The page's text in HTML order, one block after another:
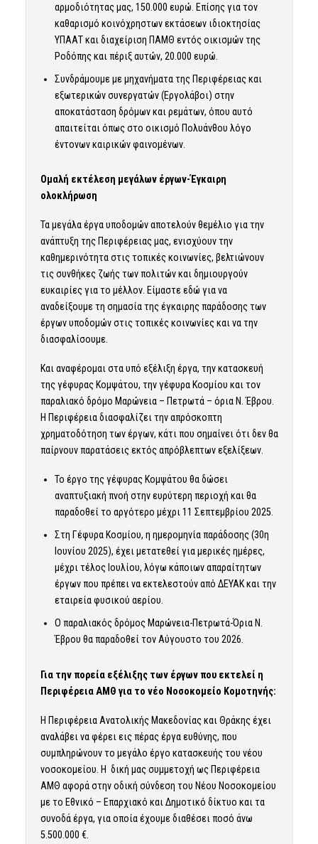
αρμοδιότητας μας, 150.000 ευρώ. Επίσης για τον
καθαρισμό κοινόχρηστων εκτάσεων ιδιοκτησίας
ΥΠΑΑΤ και διαχείριση ΠΑΜΘ εντός οικισμών της
Ροδόπης και πέριξ αυτών, 20.000 ευρώ.
Συνδράμουμε με μηχανήματα της Περιφέρειας και
εξωτερικών συνεργατών (Εργολάβοι) στην
αποκατάσταση δρόμων και ρεμάτων, όπου αυτό
απαιτείται όπως στο οικισμό Πολυάνθου λόγο
έντονων καιρικών φαινομένων.
Ομαλή εκτέλεση μεγάλων έργων-Έγκαιρη
ολοκλήρωση
Τα μεγάλα έργα υποδομών αποτελούν θεμέλιο για την
ανάπτυξη της Περιφέρειας μας, ενισχύουν την
καθημερινότητα στις τοπικές κοινωνίες, βελτιώνουν
τις συνθήκες ζωής των πολιτών και δημιουργούν
ευκαιρίες για το μέλλον. Είμαστε εδώ για να
αναδείξουμε τη σημασία της έγκαιρης παράδοσης των
έργων υποδομών στις τοπικές κοινωνίες και να την
διασφαλίσουμε.
Και αναφέρομαι στα υπό εξέλιξη έργα, την κατασκευή
της γέφυρας Κομψάτου, την γέφυρα Κοσμίου και τον
παραλιακό δρόμο Μαρώνεια – Πετρωτά – όρια Ν. Έβρου.
Η Περιφέρεια διασφαλίζει την απρόσκοπτη
χρηματοδότηση των έργων, κάτι που σημαίνει ότι δεν θα
παίρνουν παρατάσεις εκτός απρόβλεπτων εξελίξεων.
Το έργο της γέφυρας Κομψάτου θα δώσει
αναπτυξιακή πνοή στην ευρύτερη περιοχή και θα
παραδοθεί το αργότερο μέχρι 11 Σεπτεμβρίου 2025.
Στη Γέφυρα Κοσμίου, η ημερομηνία παράδοσης (30η
Ιουνίου 2025), έχει μετατεθεί για μερικές ημέρες,
μέχρι τέλος Ιουλίου, λόγω κάποιων απαραίτητων
έργων που πρέπει να εκτελεστούν από ΔΕΥΑΚ και την
εταιρεία φυσικού αερίου.
Ο παραλιακός δρόμος Μαρώνεια-Πετρωτά-Όρια Ν.
Έβρου θα παραδοθεί τον Αύγουστο του 2026.
Για την πορεία εξέλιξης των έργων που εκτελεί η
Περιφέρεια ΑΜΘ για το νέο Νοσοκομείο Κομοτηνής:
Η Περιφέρεια Ανατολικής Μακεδονίας και Θράκης έχει
αναλάβει να φέρει εις πέρας έργα ευθύνης, που
συμπληρώνουν το μεγάλο έργο κατασκευής του νέου
νοσοκομείου. Η δική μας συμμετοχή ως Περιφέρεια
ΑΜΘ αφορά στην οδική σύνδεση του Νέου Νοσοκομείου
με το Εθνικό – Επαρχιακό και Δημοτικό δίκτυο και τα
συνοδά έργα, για οποία έχουμε διαθέσει ποσό άνω
5.500.000 €.